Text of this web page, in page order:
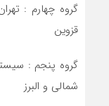
گروه چهارم :
قزوین
گروه پنجم :
شمالی و البرز